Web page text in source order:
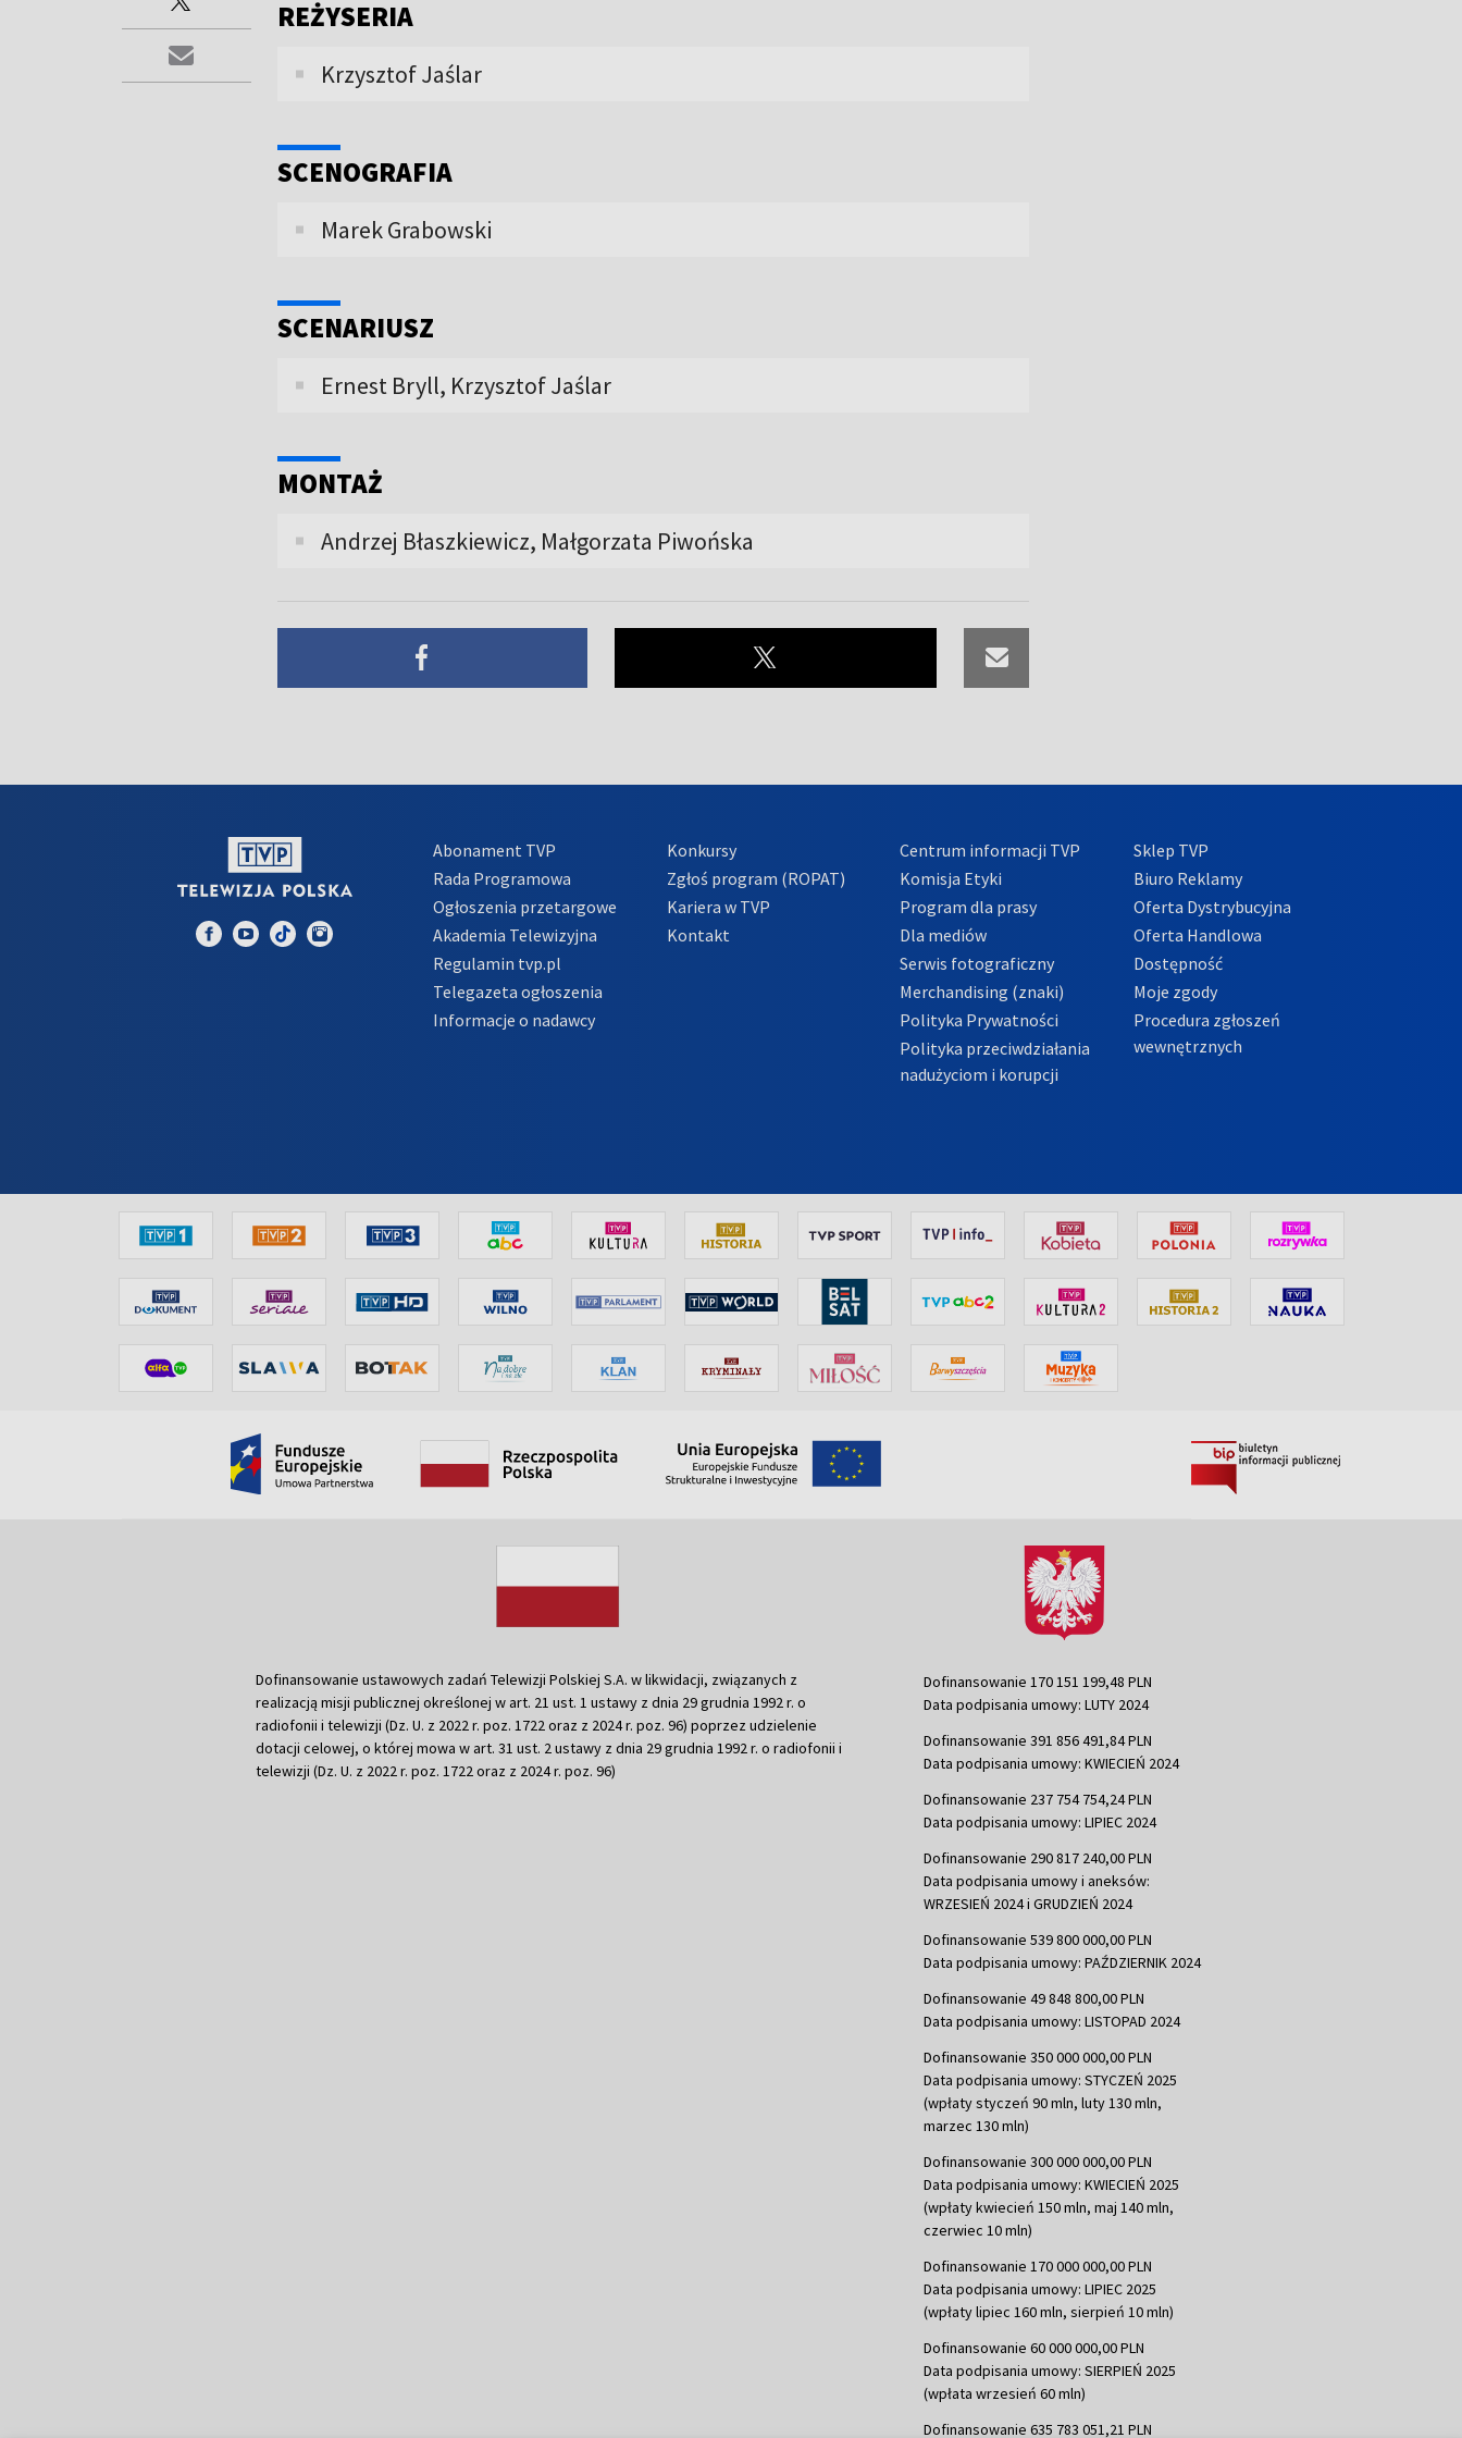
REŻYSERIA
Krzysztof Jaślar
SCENOGRAFIA
Marek Grabowski
SCENARIUSZ
Ernest Bryll, Krzysztof Jaślar
MONTAŻ
Andrzej Błaszkiewicz, Małgorzata Piwońska
Abonament TVP
Rada Programowa
Ogłoszenia przetargowe
Akademia Telewizyjna
Regulamin tvp.pl
Telegazeta ogłoszenia
Informacje o nadawcy
Konkursy
Zgłoś program (ROPAT)
Kariera w TVP
Kontakt
Centrum informacji TVP
Komisja Etyki
Program dla prasy
Dla mediów
Serwis fotograficzny
Merchandising (znaki)
Polityka Prywatności
Polityka przeciwdziałania
nadużyciom i korupcji
Sklep TVP
Biuro Reklamy
Oferta Dystrybucyjna
Oferta Handlowa
Dostępność
Moje zgody
Procedura zgłoszeń
wewnętrznych
Dofinansowanie ustawowych zadań Telewizji Polskiej S.A. w likwidacji, związanych z
realizacją misji publicznej określonej w art. 21 ust. 1 ustawy z dnia 29 grudnia 1992 r. o
radiofonii i telewizji (Dz. U. z 2022 r. poz. 1722 oraz z 2024 r. poz. 96) poprzez udzielenie
dotacji celowej, o której mowa w art. 31 ust. 2 ustawy z dnia 29 grudnia 1992 r. o radiofonii i
telewizji (Dz. U. z 2022 r. poz. 1722 oraz z 2024 r. poz. 96)
Dofinansowanie 170 151 199,48 PLN
Data podpisania umowy: LUTY 2024
Dofinansowanie 391 856 491,84 PLN
Data podpisania umowy: KWIECIEŃ 2024
Dofinansowanie 237 754 754,24 PLN
Data podpisania umowy: LIPIEC 2024
Dofinansowanie 290 817 240,00 PLN
Data podpisania umowy i aneksów:
WRZESIEŃ 2024 i GRUDZIEŃ 2024
Dofinansowanie 539 800 000,00 PLN
Data podpisania umowy: PAŹDZIERNIK 2024
Dofinansowanie 49 848 800,00 PLN
Data podpisania umowy: LISTOPAD 2024
Dofinansowanie 350 000 000,00 PLN
Data podpisania umowy: STYCZEŃ 2025
(wpłaty styczeń 90 mln, luty 130 mln,
marzec 130 mln)
Dofinansowanie 300 000 000,00 PLN
Data podpisania umowy: KWIECIEŃ 2025
(wpłaty kwiecień 150 mln, maj 140 mln,
czerwiec 10 mln)
Dofinansowanie 170 000 000,00 PLN
Data podpisania umowy: LIPIEC 2025
(wpłaty lipiec 160 mln, sierpień 10 mln)
Dofinansowanie 60 000 000,00 PLN
Data podpisania umowy: SIERPIEŃ 2025
(wpłata wrzesień 60 mln)
Dofinansowanie 635 783 051,21 PLN